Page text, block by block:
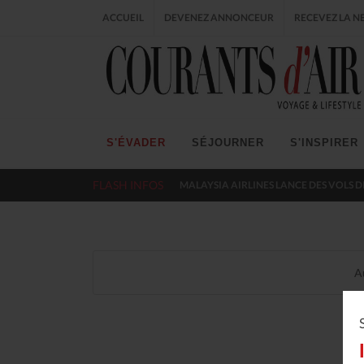
ACCUEIL DEVENEZ ANNONCEUR RECEVEZ LA
S'ÉVADER SÉJOURNER S'INSPIRER
FLASH INFOS MALAYSIA AIRLINES LANCE DES VOLS